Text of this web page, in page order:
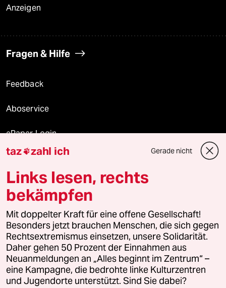
Anzeigen
Fragen & Hilfe
Feedback
Aboservice
ePaper Login
Downloads für Abonnierende
© 2026 taz Verlags und Vertriebs GmbH
Alle Rechte vorbehalten. Bei rechtlichen Fragen oder für Genehmigungen
wenden Sie sich bitte an
lizenzen@taz.de
Feedback Redaktionsstatut Kommune-Richtlinien
Leitlinie Informant Datenschutz Impressum AGB
taz zahl ich Gerade nicht
Links lesen, rechts
bekämpfen
Mit doppelter Kraft für eine offene Gesellschaft!
Besonders jetzt brauchen Menschen, die sich gegen
Rechtsextremismus einsetzen, unsere Solidarität.
Daher gehen 50 Prozent der Einnahmen aus
Neuanmeldungen an „Alles beginnt im Zentrum“ –
eine Kampagne, die bedrohte linke Kulturzentren
und Jugendorte unterstützt. Sind Sie dabei?